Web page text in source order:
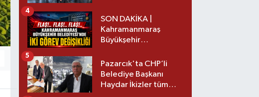
SON DAKİKA |
Kahramanmaraş
Büyükşehir
görev değişikliği!
4
Pazarcık'ta CHP’li
Belediye Başkanı
Haydar İkizler tüm
5